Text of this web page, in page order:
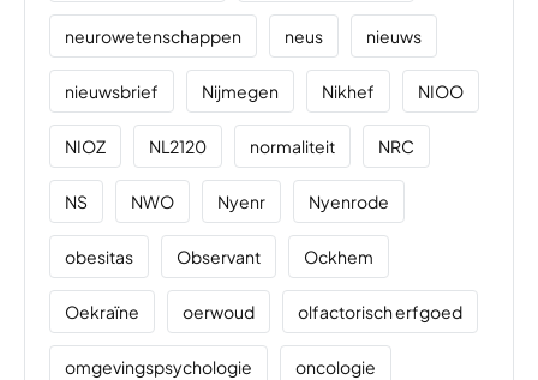
neurowetenschappen neus nieuws
nieuwsbrief Nijmegen Nikhef NIOO
NIOZ NL2120 normaliteit NRC
NS NWO Nyenr Nyenrode
obesitas Observant Ockhem
Oekraïne oerwoud olfactorisch erfgoed
omgevingspsychologie oncologie